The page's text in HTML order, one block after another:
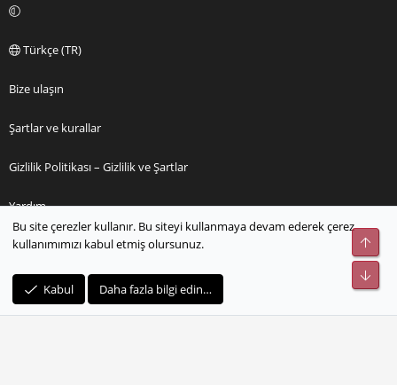
Türkçe (TR)
Bize ulaşın
Şartlar ve kurallar
Gizlilik Politikası – Gizlilik ve Şartlar
Yardım
Ana sayfa
S
S
Bu site çerezler kullanır. Bu siteyi kullanmaya devam ederek çerez
kullanımımızı kabul etmiş olursunuz.
Kabul Daha fazla bilgi edin…